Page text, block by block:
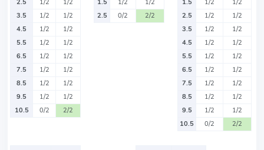
2.5 1/2
1/2
3.5
1/2
1/2
4.5
1/2
1/2
5.5
1/2
1/2
6.5
1/2
1/2
7.5
1/2
1/2
8.5
1/2
1/2
9.5
1/2
1/2
10.5
0/2 2/2
1.5 1/2
1/2
2.5
0/2 2/2
1.5 1/2
1/2
2.5
1/2
1/2
3.5
1/2
1/2
4.5
1/2
1/2
5.5
1/2
1/2
6.5
1/2
1/2
7.5
1/2
1/2
8.5
1/2
1/2
9.5
1/2
1/2
10.5
0/2 2/2